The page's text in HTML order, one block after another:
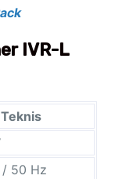
IVR-L
50 Hz